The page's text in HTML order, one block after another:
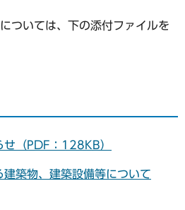
ついては、下の添付ファイルを
せ（PDF：128KB）
築物、建築設備等について